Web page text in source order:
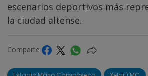
escenarios deportivos más
la ciudad altense.
Comparte